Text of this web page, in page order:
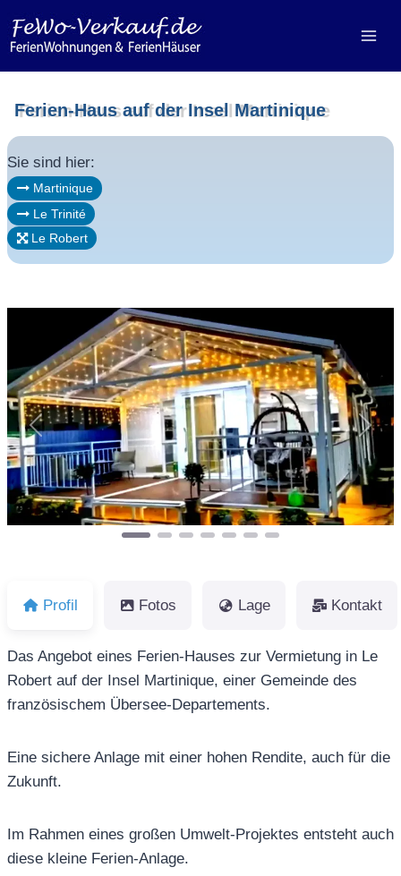
Inhalt
springen
Ferien-Haus auf der Insel Martinique
Sie sind hier:
Martinique
Le Trinité
Le Robert
Vorheriges
Profil Fotos Lage Kontakt
Das Angebot eines Ferien-Hauses zur Vermietung in Le
Robert auf der Insel Martinique, einer Gemeinde des
französischem Übersee-Departements.
Eine sichere Anlage mit einer hohen Rendite, auch für die
Zukunft.
Im Rahmen eines großen Umwelt-Projektes entsteht auch
diese kleine Ferien-Anlage.